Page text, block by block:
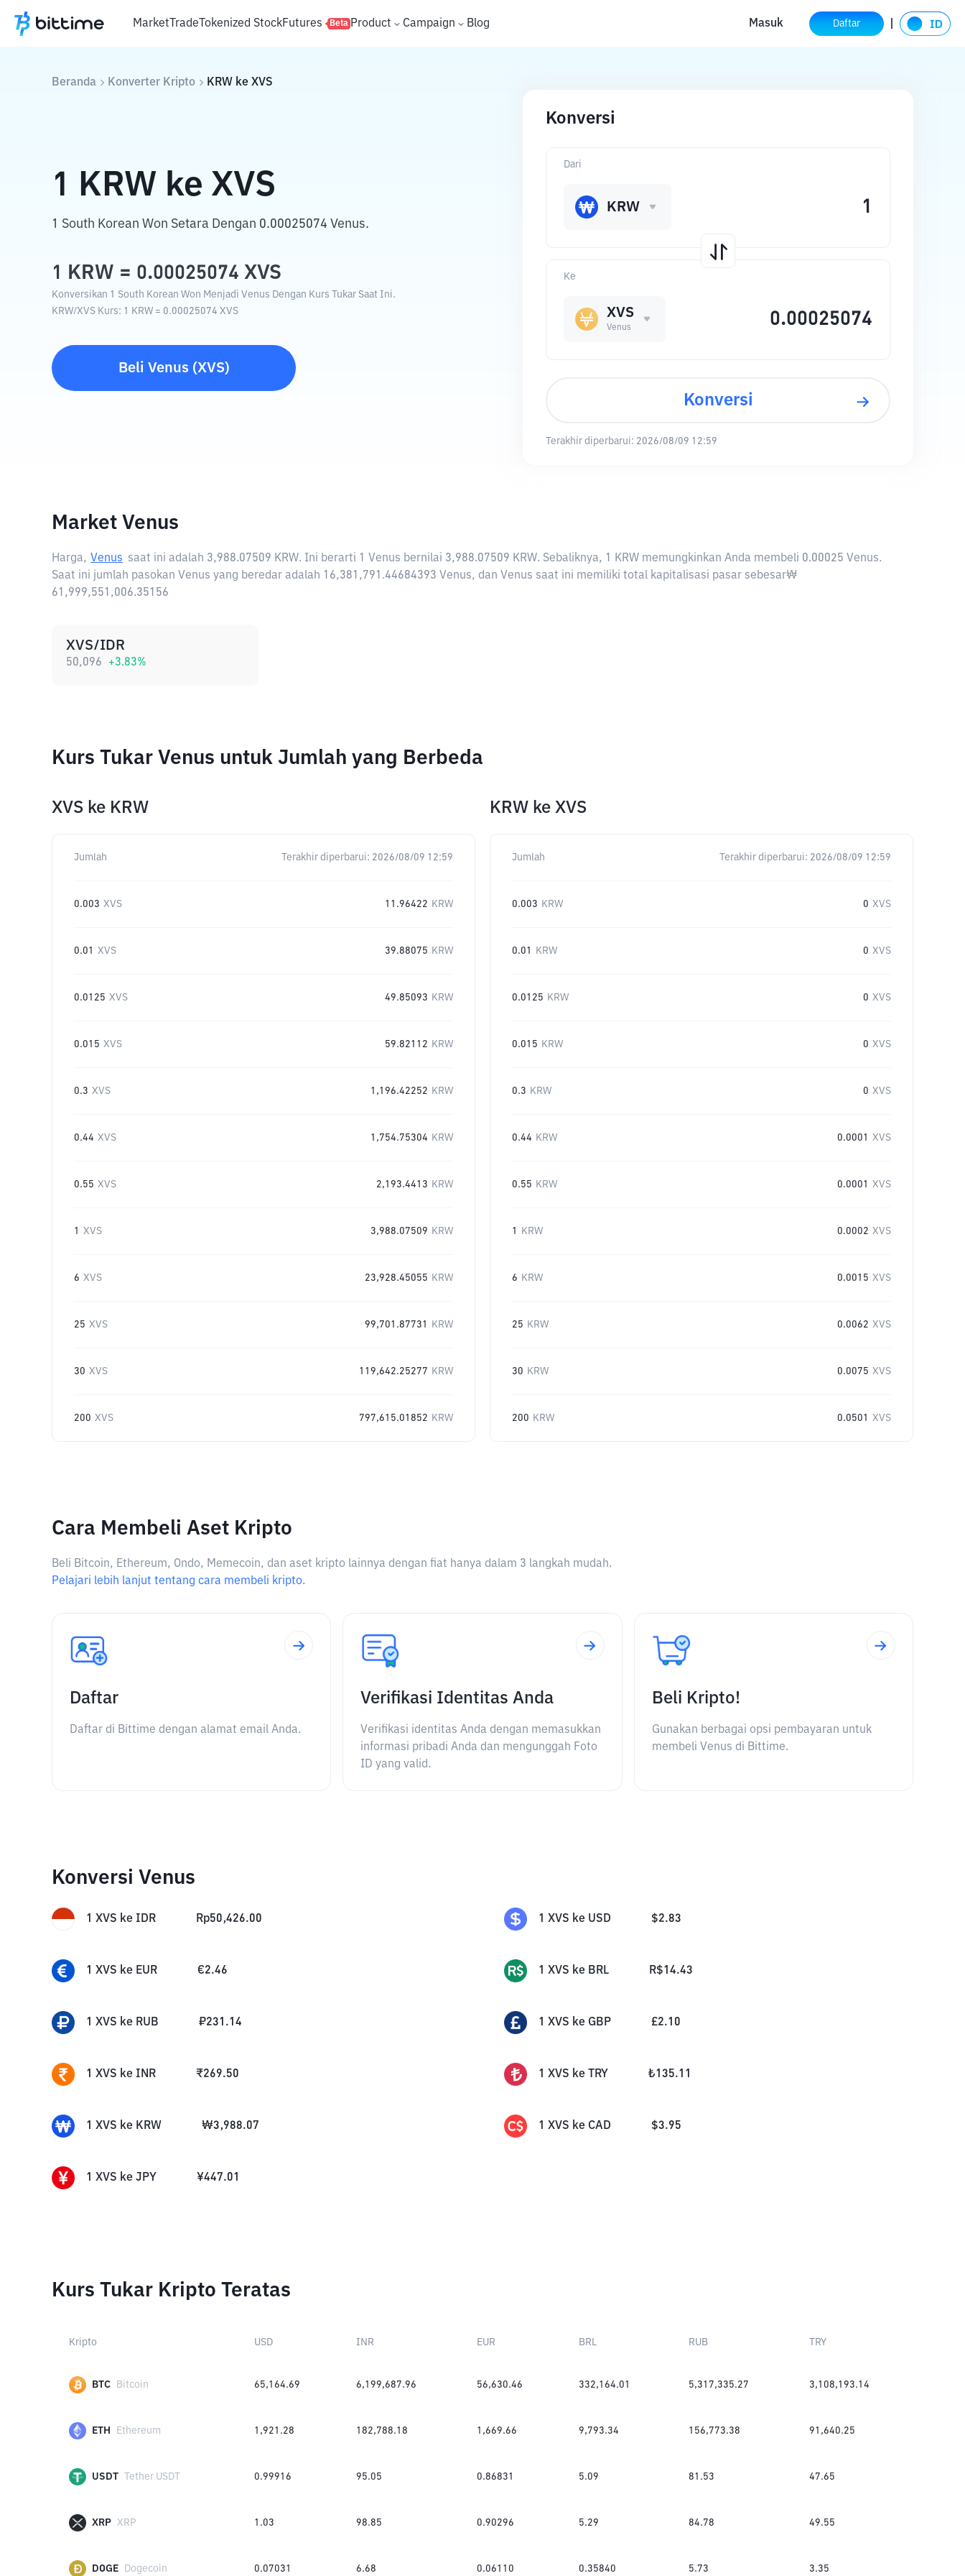
MarketTradeTokenized StockFutures Beta Product Campaign Blog Masuk Daftar
Beranda Konverter Kripto KRW ke XVS
1 KRW ke XVS
1 South Korean Won Setara Dengan 0.00025074 Venus.
1 KRW = 0.00025074 XVS
Konversikan 1 South Korean Won Menjadi Venus Dengan Kurs Tukar Saat Ini.
KRW/XVS Kurs: 1 KRW = 0.00025074 XVS
Beli Venus(XVS)
Konversi
Ke
XVS
Venus
Dari
KRW
Konversi
Terakhir diperbarui: 2026/08/09 12:59
Market Venus
Harga, Venus saat ini adalah 3,988.07509 KRW. Ini berarti 1 Venus bernilai 3,988.07509 KRW. Sebaliknya, 1 KRW memungkinkan Anda membeli 0.00025 Venus.
Saat ini jumlah pasokan Venus yang beredar adalah 16,381,791.44684393 Venus, dan Venus saat ini memiliki total kapitalisasi pasar sebesar₩
61,999,551,006.35156
XVS/IDR
50,096 +3.83%
Kurs Tukar Venus untuk Jumlah yang Berbeda
XVS ke KRW
Jumlah Terakhir diperbarui: 2026/08/09 12:59
0.003 XVS 11.96422 KRW
0.01 XVS 39.88075 KRW
0.0125 XVS 49.85093 KRW
0.015 XVS 59.82112 KRW
0.3 XVS 1,196.42252 KRW
0.44 XVS 1,754.75304 KRW
0.55 XVS 2,193.4413 KRW
1 XVS 3,988.07509 KRW
6 XVS 23,928.45055 KRW
25 XVS 99,701.87731 KRW
30 XVS 119,642.25277 KRW
200 XVS 797,615.01852 KRW
KRW ke XVS
Jumlah Terakhir diperbarui: 2026/08/09 12:59
0.003 KRW 0 XVS
0.01 KRW 0 XVS
0.0125 KRW 0 XVS
0.015 KRW 0 XVS
0.3 KRW 0 XVS
0.44 KRW 0.0001 XVS
0.55 KRW 0.0001 XVS
1 KRW 0.0002 XVS
6 KRW 0.0015 XVS
25 KRW 0.0062 XVS
30 KRW 0.0075 XVS
200 KRW 0.0501 XVS
Cara Membeli Aset Kripto
Beli Bitcoin, Ethereum, Ondo, Memecoin, dan aset kripto lainnya dengan fiat hanya dalam 3 langkah mudah.
Pelajari lebih lanjut tentang cara membeli kripto.
Daftar
Daftar di Bittime dengan alamat email Anda.
Verifikasi Identitas Anda
Verifikasi identitas Anda dengan memasukkan
informasi pribadi Anda dan mengunggah Foto
ID yang valid.
Beli Kripto!
Gunakan berbagai opsi pembayaran untuk
membeli Venus di Bittime.
Konversi Venus
1 XVS ke IDR Rp50,426.00 1 XVS ke USD $2.83
1 XVS ke EUR €2.46 1 XVS ke BRL R$14.43
1 XVS ke RUB ₽231.14 1 XVS ke GBP £2.10
1 XVS ke INR ₹269.50 1 XVS ke TRY ₺135.11
1 XVS ke KRW ₩3,988.07 1 XVS ke CAD $3.95
1 XVS ke JPY ¥447.01
Kurs Tukar Kripto Teratas
Kripto USD INR EUR BRL RUB TRY
BTC Bitcoin 65,164.69 6,199,687.96 56,630.46 332,164.01 5,317,335.27 3,108,193.14
ETH Ethereum 1,921.28 182,788.18 1,669.66 9,793.34 156,773.38 91,640.25
USDT Tether USDT 0.99916 95.05 0.86831 5.09 81.53 47.65
XRP XRP 1.03 98.85 0.90296 5.29 84.78 49.55
DOGE Dogecoin 0.07031 6.68 0.06110 0.35840 5.73 3.35